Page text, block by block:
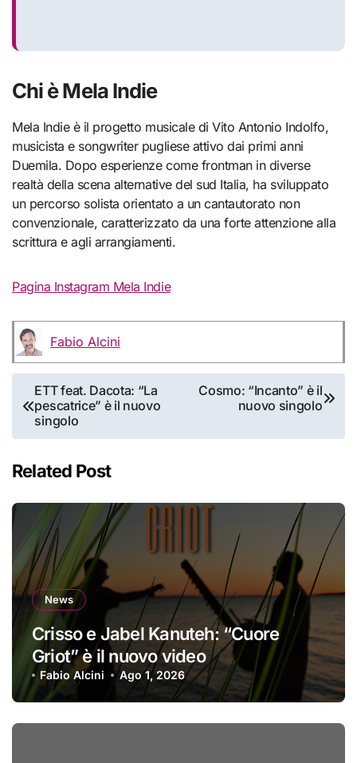
Chi è Mela Indie
Mela Indie è il progetto musicale di Vito Antonio Indolfo,
musicista e songwriter pugliese attivo dai primi anni
Duemila. Dopo esperienze come frontman in diverse
realtà della scena alternative del sud Italia, ha sviluppato
un percorso solista orientato a un cantautorato non
convenzionale, caratterizzato da una forte attenzione alla
scrittura e agli arrangiamenti.
Pagina Instagram Mela Indie
Fabio Alcini
Navigazione
articoli
ETT feat. Dacota: “La
pescatrice” è il nuovo
singolo
Cosmo: “Incanto” è il
nuovo singolo
Related Post
News
Crisso e Jabel Kanuteh: “Cuore
Griot” è il nuovo video
Fabio Alcini Ago 1, 2026